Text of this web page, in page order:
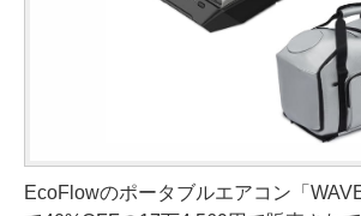
EcoFlowのポータブルエアコン「